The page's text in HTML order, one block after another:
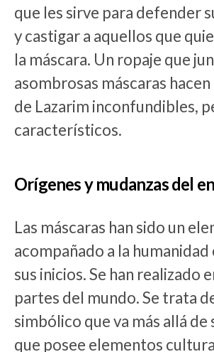
que les sirve para defender
y castigar a aquellos que
la máscara. Un ropaje que
asombrosas máscaras
de Lazarim inconfundibles,
característicos.
Orígenes y mudanzas del
Las máscaras han sido un
acompañado a la humanidad
sus inicios. Se han realizado
partes del mundo. Se trata
simbólico que va más allá de
que posee elementos